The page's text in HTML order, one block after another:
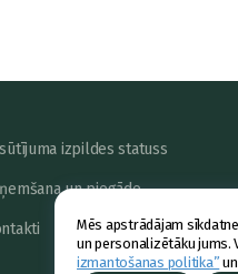
Mēs apstrādājam
un personalizētāku jums.
izmantošanas politika”
izpildes statuss
un piegāde